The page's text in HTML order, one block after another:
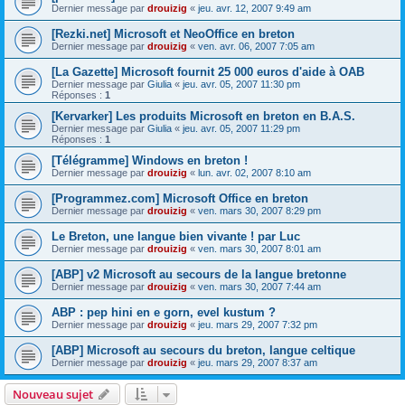
Dernier message par drouizig « jeu. avr. 12, 2007 9:49 am
[Rezki.net] Microsoft et NeoOffice en breton
Dernier message par drouizig « ven. avr. 06, 2007 7:05 am
[La Gazette] Microsoft fournit 25 000 euros d'aide à OAB
Dernier message par Giulia « jeu. avr. 05, 2007 11:30 pm
Réponses : 1
[Kervarker] Les produits Microsoft en breton en B.A.S.
Dernier message par Giulia « jeu. avr. 05, 2007 11:29 pm
Réponses : 1
[Télégramme] Windows en breton !
Dernier message par drouizig « lun. avr. 02, 2007 8:10 am
[Programmez.com] Microsoft Office en breton
Dernier message par drouizig « ven. mars 30, 2007 8:29 pm
Le Breton, une langue bien vivante ! par Luc
Dernier message par drouizig « ven. mars 30, 2007 8:01 am
[ABP] v2 Microsoft au secours de la langue bretonne
Dernier message par drouizig « ven. mars 30, 2007 7:44 am
ABP : pep hini en e gorn, evel kustum ?
Dernier message par drouizig « jeu. mars 29, 2007 7:32 pm
[ABP] Microsoft au secours du breton, langue celtique
Dernier message par drouizig « jeu. mars 29, 2007 8:37 am
Nouveau sujet